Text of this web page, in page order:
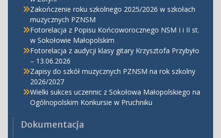
Zakończenie roku szkolnego 2025/2026 w szkołach
muzycznych PZNSM
Fotorelacja z Popisu Końcoworocznego NSM I i II st.
w Sokołowie Małopolskim
Fotorelacja z audycji klasy gitary Krzysztofa Przybyło
– 13.06.2026
Zapisy do szkół muzycznych PZNSM na rok szkolny
2026/2027
Wielki sukces uczennic z Sokołowa Małopolskiego na
Ogólnopolskim Konkursie w Pruchniku
Dokumentacja